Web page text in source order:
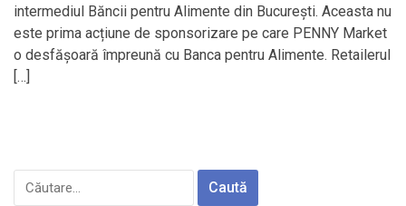
intermediul Băncii pentru Alimente din București. Aceasta nu
este prima acțiune de sponsorizare pe care PENNY Market
o desfășoară împreună cu Banca pentru Alimente. Retailerul
[…]
Caută
după: